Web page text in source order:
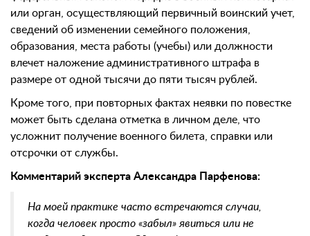
или орган, осуществляющий первичный воинский учет,
сведений об изменении семейного положения,
образования, места работы (учебы) или должности
влечет наложение административного штрафа в
размере от одной тысячи до пяти тысяч рублей.
Кроме того, при повторных фактах неявки по повестке
может быть сделана отметка в личном деле, что
усложнит получение военного билета, справки или
отсрочки от службы.
Комментарий эксперта Александра Парфенова:
На моей практике часто встречаются случаи,
когда человек просто «забыл» явиться или не